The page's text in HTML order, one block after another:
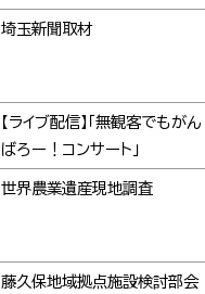
埼玉新聞取材
【ライブ配信】「無観客でもがん
ばろー！コンサート」
世界農業遺産現地調査
藤久保地域拠点施設検討部会